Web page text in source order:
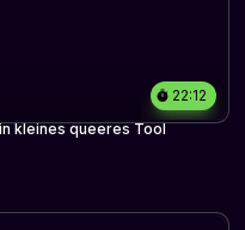
22:12
kleines queeres Tool